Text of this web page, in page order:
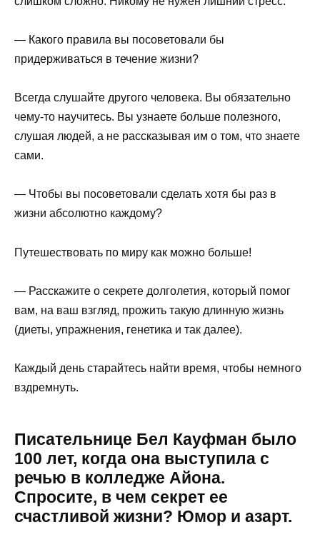
— Какого правила вы посоветовали бы
придерживаться в течение жизни?
Всегда слушайте другого человека. Вы обязательно
чему-то научитесь. Вы узнаете больше полезного,
слушая людей, а не рассказывая им о том, что знаете
сами.
— Чтобы вы посоветовали сделать хотя бы раз в
жизни абсолютно каждому?
Путешествовать по миру как можно больше!
— Расскажите о секрете долголетия, который помог
вам, на ваш взгляд, прожить такую длинную жизнь
(диеты, упражнения, генетика и так далее).
Каждый день старайтесь найти время, чтобы немного
вздремнуть.
Писательнице Бел Кауфман было
100 лет, когда она выступила с
речью в колледже Айона.
Спросите, в чем секрет ее
счастливой жизни? Юмор и азарт.